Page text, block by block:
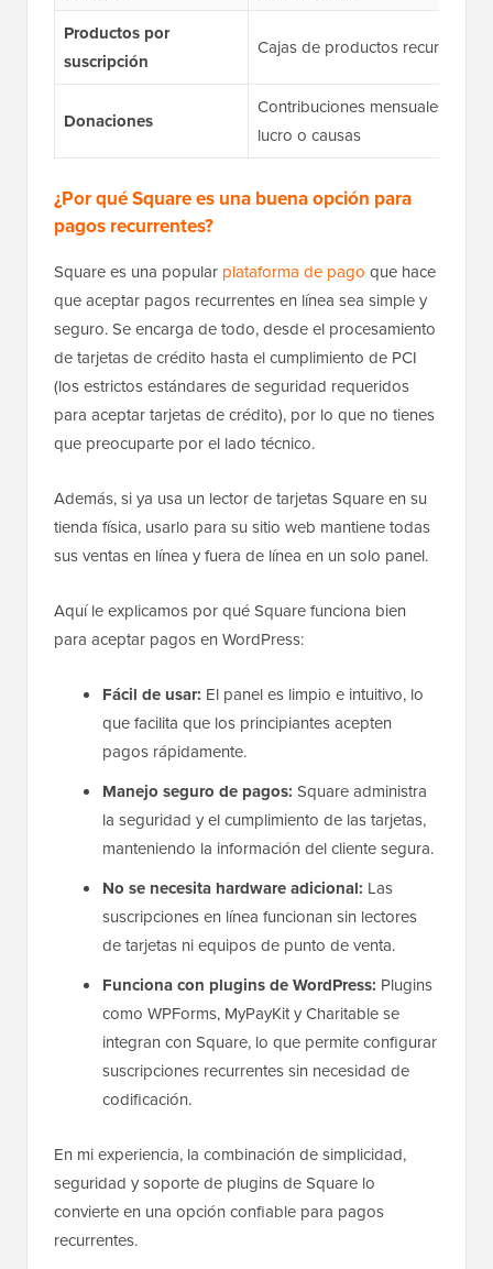
Productos por
suscripción
Cajas de productos recurrentes
Donaciones
Contribuciones mensuales para
lucro o causas
¿Por qué Square es una buena opción para
pagos recurrentes?
Square es una popular plataforma de pago que hace
que aceptar pagos recurrentes en línea sea simple y
seguro. Se encarga de todo, desde el procesamiento
de tarjetas de crédito hasta el cumplimiento de PCI
(los estrictos estándares de seguridad requeridos
para aceptar tarjetas de crédito), por lo que no tienes
que preocuparte por el lado técnico.
Además, si ya usa un lector de tarjetas Square en su
tienda física, usarlo para su sitio web mantiene todas
sus ventas en línea y fuera de línea en un solo panel.
Aquí le explicamos por qué Square funciona bien
para aceptar pagos en WordPress:
Fácil de usar: El panel es limpio e intuitivo, lo
que facilita que los principiantes acepten
pagos rápidamente.
Manejo seguro de pagos: Square administra
la seguridad y el cumplimiento de las tarjetas,
manteniendo la información del cliente segura.
No se necesita hardware adicional: Las
suscripciones en línea funcionan sin lectores
de tarjetas ni equipos de punto de venta.
Funciona con plugins de WordPress: Plugins
como WPForms, MyPayKit y Charitable se
integran con Square, lo que permite configurar
suscripciones recurrentes sin necesidad de
codificación.
En mi experiencia, la combinación de simplicidad,
seguridad y soporte de plugins de Square lo
convierte en una opción confiable para pagos
recurrentes.